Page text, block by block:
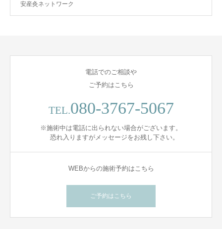
安産灸ネットワーク
電話でのご相談や
ご予約はこちら
TEL.080-3767-5067
※施術中は電話に出られない場合がございます。
恐れ入りますがメッセージをお残し下さい。
WEBからの施術予約はこちら
ご予約はこちら